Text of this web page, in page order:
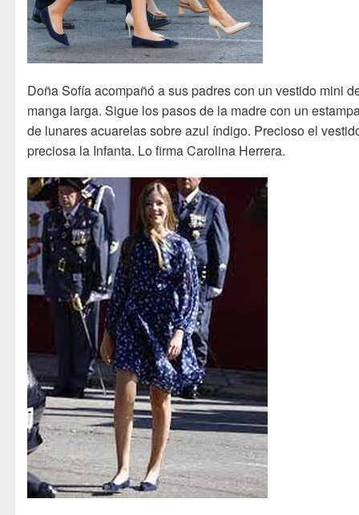
Doña Sofía acompañó a sus padres con un vestido mini
manga larga. Sigue los pasos de la madre con un
de lunares acuarelas sobre azul índigo. Precioso el
preciosa la Infanta. Lo firma Carolina Herrera.